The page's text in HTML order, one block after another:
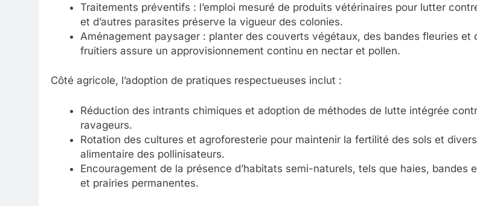
Traitements préventifs : l’emploi mesuré de produits vétérinaires pour lutter
et d’autres parasites préserve la vigueur des colonies.
Aménagement paysager : planter des couverts végétaux, des bandes fleuries et
fruitiers assure un approvisionnement continu en nectar et pollen.
Côté agricole, l’adoption de pratiques respectueuses inclut :
Réduction des intrants chimiques et adoption de méthodes de lutte intégrée
ravageurs.
Rotation des cultures et agroforesterie pour maintenir la fertilité des sols et
alimentaire des pollinisateurs.
Encouragement de la présence d’habitats semi-naturels, tels que haies, bandes
et prairies permanentes.